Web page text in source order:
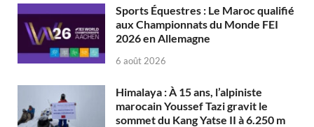
Sports Équestres : Le Maroc qualifié
aux Championnats du Monde FEI
2026 en Allemagne
6 août 2026
Himalaya : À 15 ans, l’alpiniste
marocain Youssef Tazi gravit le
sommet du Kang Yatse II à 6.250 m